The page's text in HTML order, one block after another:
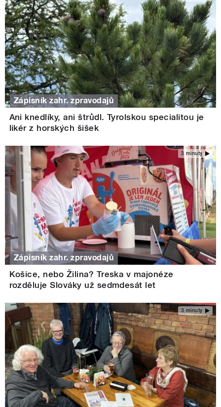
Zápisník zahr. zpravodajů
Ani knedlíky, ani štrůdl. Tyrolskou specialitou je
likér z horských šišek
3 minuty
Zápisník zahr. zpravodajů
Košice, nebo Žilina? Treska v majonéze
rozděluje Slováky už sedmdesát let
3 minuty